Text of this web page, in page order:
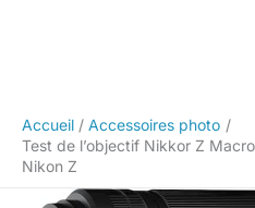
Accueil
Accessoires photo
Test de l’objectif Nikkor Z
Nikon Z